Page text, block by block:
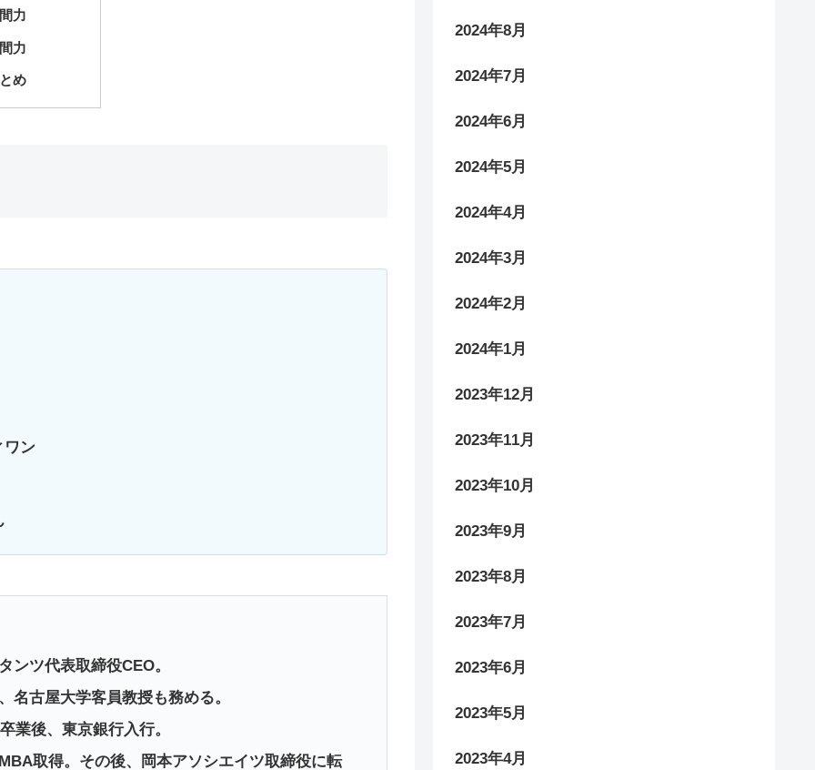
力
力
め
ワン
ンツ代表取締役CEO。
名古屋大学客員教授も務める。
業後、東京銀行入行。
取得。その後、岡本アソシエイツ取締役に転
2024年8月
2024年7月
2024年6月
2024年5月
2024年4月
2024年3月
2024年2月
2024年1月
2023年12月
2023年11月
2023年10月
2023年9月
2023年8月
2023年7月
2023年6月
2023年5月
2023年4月